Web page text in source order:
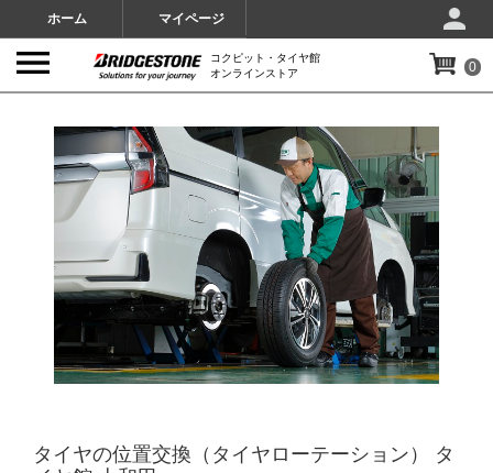
ホーム マイページ
コクピット・タイヤ館
オンラインストア
0
タイヤの位置交換（タイヤローテーション） タ